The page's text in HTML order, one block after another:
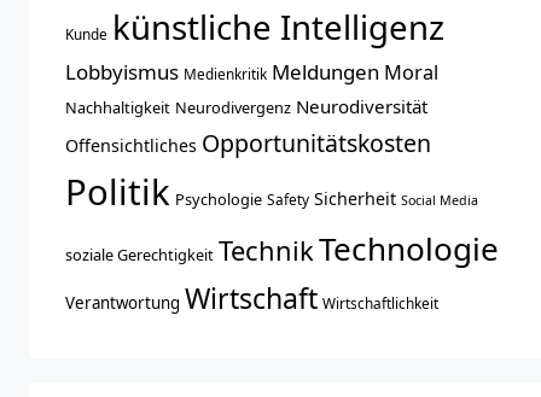
Kunde künstliche Intelligenz
Lobbyismus Medienkritik Meldungen Moral
Nachhaltigkeit Neurodivergenz Neurodiversität
Offensichtliches Opportunitätskosten
Politik Psychologie Safety Sicherheit Social Media
soziale Gerechtigkeit TechnikTechnologie
Verantwortung Wirtschaft Wirtschaftlichkeit